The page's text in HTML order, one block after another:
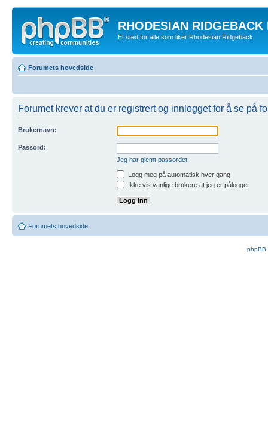
RHODESIAN RIDGEBACK
Et sted for alle som liker Rhodesian Ridgeback
Forumets hovedside
Forumet krever at du er registrert og innlogget for å se på
Brukernavn:
Passord:
Jeg har glemt passordet
Logg meg på automatisk hver gang
Ikke vis vanlige brukere at jeg er pålogget
Forumets hovedside